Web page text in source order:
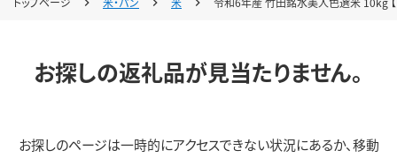
お探しの返礼品が見当たりません。
お探しのページは一時的にアクセスできない状況にあるか、移動